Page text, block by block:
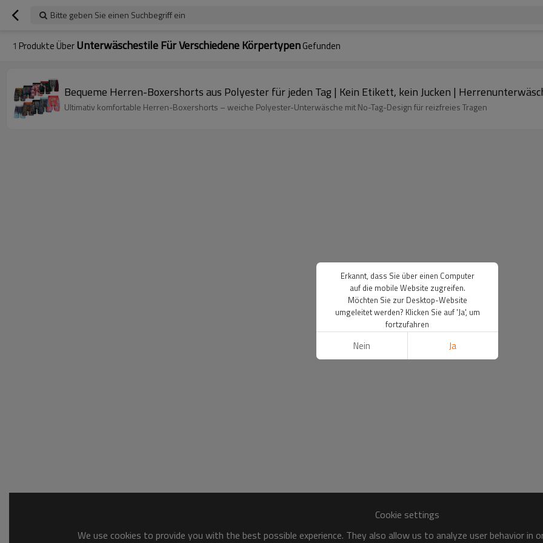
Bitte geben Sie einen Suchbegriff ein
1 Produkte ÜberUnterwäschestile Für Verschiedene KörpertypenGefunden
Bequeme Herren-Boxershorts aus Polyester für jeden Tag | Kein Etikett, kein Jucken |
Ultimativ komfortable Herren-Boxershorts – weiche Polyester-Unterwäsche mit No-Tag-Design für reizfreies Tragen
Cookie settings
We use cookies to provide you with the best possible experience. They also allow us to analyze user behavior
Erkannt, dass Sie über einen Computer
auf die mobile Website zugreifen.
Möchten Sie zur Desktop-Website
umgeleitet werden? Klicken Sie auf 'Ja', um
fortzufahren
Nein Ja